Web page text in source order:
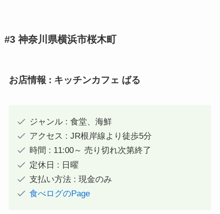
#3 神奈川県横浜市桜木町
お店情報 : キッチンカフェ ばる
ジャンル : 食堂、海鮮
アクセス : JR根岸線より徒歩5分
時間 : 11:00～ 売り切れ次第終了
定休日 : 日曜
支払い方法 : 現金のみ
食べログのPage